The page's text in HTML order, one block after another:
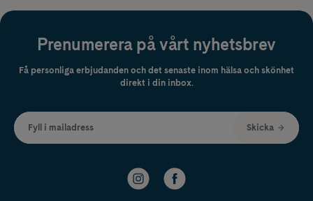
Prenumerera på vårt nyhetsbrev
Få personliga erbjudanden och det senaste inom hälsa och skönhet
direkt i din inbox.
Fyll i mailadress Skicka